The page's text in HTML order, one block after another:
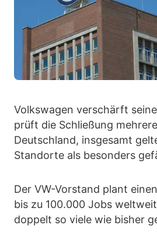
Volkswagen verschärft
prüft die Schließung
Deutschland, insgesamt
Standorte als besonders
Der VW-Vorstand plant
bis zu 100.000 Jobs
doppelt so viele wie bisher